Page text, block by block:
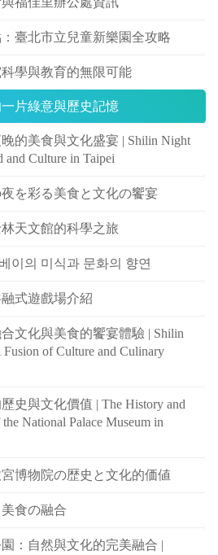
臺北市立兒童新樂園全攻略
學與教育的無限可能
片綠意與歷史記憶
的美食與文化盛宴 | Shilin Night
and Culture in Taipei
を彩る美食と文化の饗宴
天文館的科學之旅
이의 미식과 문화의 향연
式遊戲場介紹
文化與美食的饗宴體驗 | Shilin
Fusion of Culture and Culinary
史與文化價值 | The History and
National Palace Museum in
博物院の歴史と文化的価値
食の融合
：自然與文化的完美融合 |